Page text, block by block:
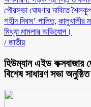
পৌরসভা ঘোষণার দাবিতে
শহীদ দিবস’ পালিত, কালুখালীর
মিথ্যা মামলার অভিযোগ।
/ জাতীয়
হিউম্যান এইড কক্সবাজার
বিশেষ সাধারণ সভা অনুষ্ঠিত